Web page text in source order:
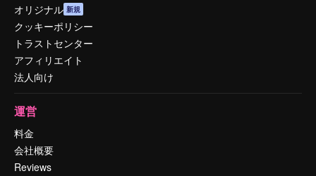
オリジナル 新規
クッキーポリシー
トラストセンター
アフィリエイト
法人向け
運営
料金
会社概要
Reviews